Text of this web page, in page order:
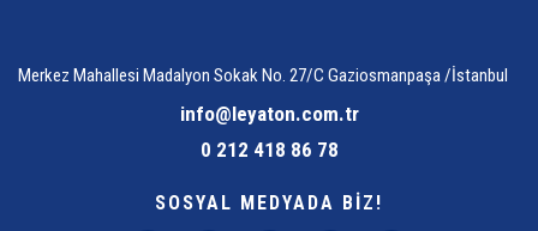
Merkez Mahallesi Madalyon Sokak No. 27/C Gaziosmanpaşa /İstanbul
info@leyaton.com.tr
0 212 418 86 78
SOSYAL MEDYADA BİZ!